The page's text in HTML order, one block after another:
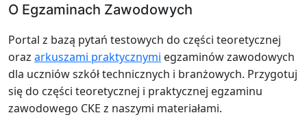
O Egzaminach Zawodowych
Portal z bazą pytań testowych do części teoretycznej
oraz arkuszami praktycznymi egzaminów zawodowych
dla uczniów szkół technicznych i branżowych. Przygotuj
się do części teoretycznej i praktycznej egzaminu
zawodowego CKE z naszymi materiałami.